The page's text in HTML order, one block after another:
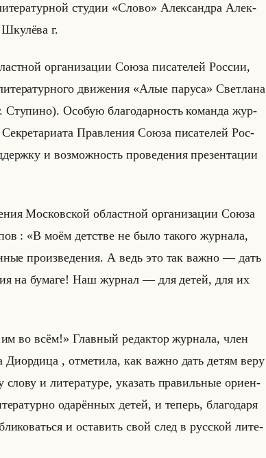
сту­дии «Слово» Алек­сандра Алек­
г.
ор­га­ни­за­ции Союза пи­са­те­лей Рос­сии,
дви­же­ния «Алые паруса» Свет­ла­на
Осо­бую бла­го­дар­ность ко­ман­да жур­
Прав­ле­ния Союза пи­са­те­лей Рос­
и воз­мож­ность про­ве­де­ния пре­зен­та­ции
Мос­ков­ской об­ласт­ной ор­га­ни­за­ции Союза
: «В моём детстве не было такого журнала,
произведения. А ведь это так важно — дать
на бумаге! Наш журнал — для детей, для их
во всём!» Глав­ный ре­дак­тор жур­на­ла, член
, от­ме­ти­ла, как важно дать детям веру
и ли­те­ра­ту­ре, ука­зать пра­вильные ори­ен­
ода­рён­ных детей, и те­перь, бла­го­да­ря
и оста­вить свой след в рус­ской ли­те­